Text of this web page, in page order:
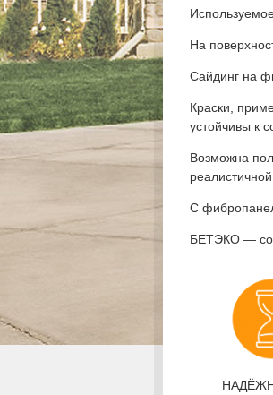
На
Сайдинг на
Краски,
устойчивы к
Возможна
С
БЕТЭКО —